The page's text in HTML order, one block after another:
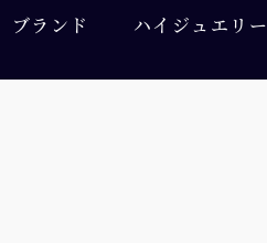
ブランド ハイジュエリー